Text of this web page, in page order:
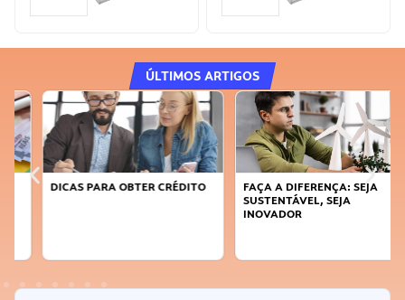
ÚLTIMOS ARTIGOS
DICAS PARA OBTER CRÉDITO
FAÇA A DIFERENÇA: SEJA
SUSTENTÁVEL, SEJA
INOVADOR